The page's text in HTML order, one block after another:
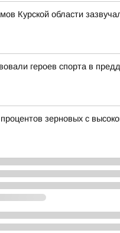
Курской области
героев спорта в
зерновых с